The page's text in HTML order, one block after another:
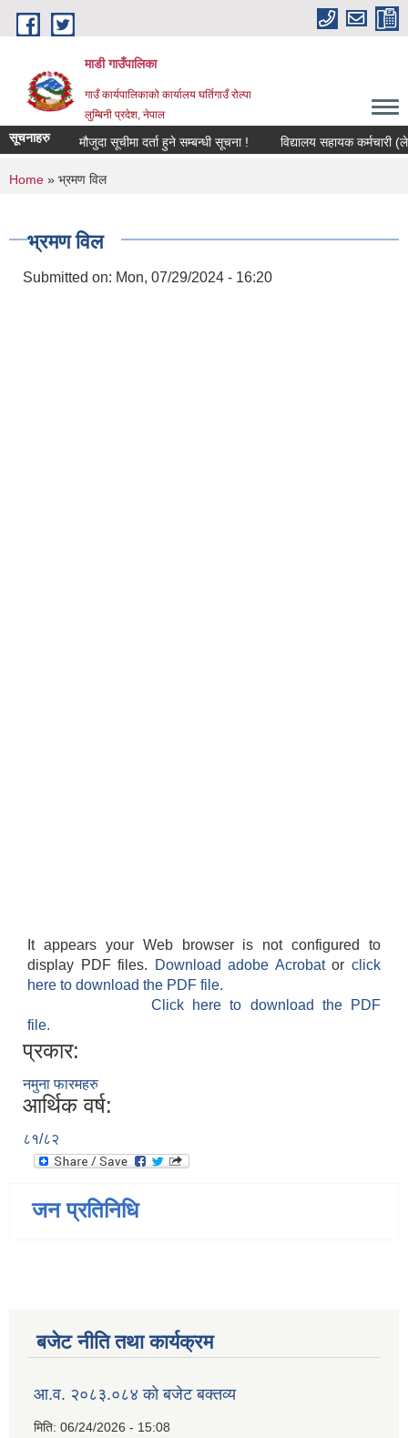
Skip to main content
माडी गाउँपालिका
गाउँ कार्यपालिकाको कार्यालय घर्तिगाउँ रोल्पा
लुम्बिनी प्रदेश, नेपाल
सूचनाहरुमौजुदा सूचीमा दर्ता हुने सम्बन्धी सूचना ! विद्यालय सहायक कर्मचारी (लेखा
You are here
Home » भ्रमण विल
भ्रमण विल
Submitted on: Mon, 07/29/2024 - 16:20
It appears your Web browser is not configured to
display PDF files.
Download adobe Acrobatorclick
here to download the PDF file.
Click here to download the PDF
file.
प्रकार:
नमुना फारमहरु
आर्थिक वर्ष:
८१/८२
जन प्रतिनिधि
बजेट नीति तथा कार्यक्रम
आ.व. २०८३.०८४ को बजेट बक्तव्य
मिति: 06/24/2026 - 15:08